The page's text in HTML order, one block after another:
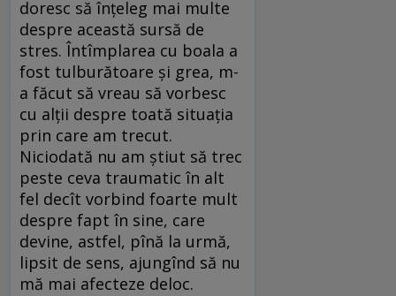
doresc să înțeleg mai multe
despre această sursă de
stres. Întîmplarea cu boala a
fost tulburătoare și grea, m-
a făcut să vreau să vorbesc
cu alții despre toată situația
prin care am trecut.
Niciodată nu am știut să trec
peste ceva traumatic în alt
fel decît vorbind foarte mult
despre fapt în sine, care
devine, astfel, pînă la urmă,
lipsit de sens, ajungînd să nu
mă mai afecteze deloc.